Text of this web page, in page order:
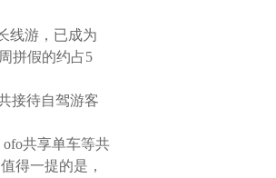
线游，已成为
拼假的约占5
接待自驾游客
共享单车等共
得一提的是，